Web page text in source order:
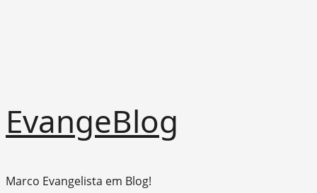
to
content
EvangeBlog
Marco Evangelista em Blog!